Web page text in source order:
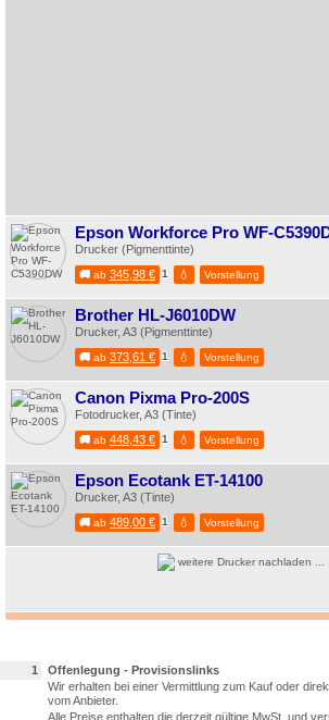
Epson Workforce Pro WF-
Drucker (Pigmenttinte)
🚚 ab 345,98 € 1 💧 Vorstellung
Brother HL-J6010DW
Drucker, A3 (Pigmenttinte)
🚚 ab 373,61 € 1 💧 Vorstellung
Canon Pixma Pro-200S
Fotodrucker, A3 (Tinte)
🚚 ab 448,43 € 1 💧 Vorstellung
Epson Ecotank ET-14100
Drucker, A3 (Tinte)
🚚 ab 489,00 € 1 💧 Vorstellung
weitere Drucker nachladen ...
1
Offenlegung - Provisionslinks
Wir erhalten bei einer Vermittlung zum Kauf oder
vom Anbieter.
Alle Preise enthalten die derzeit gültige MwSt. und